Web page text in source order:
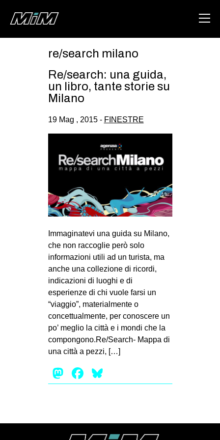
ABOUT
DEGENERAZIONE
CSOA LAMBRETTA
MSM
STUDENTI TSUNAMI
ZAM
MOBILITAZIONI
SPAZI
SPORT POPOLARE
MOVIMENTI
AMBIENTE
ANTIFASCISMO
DIRITTO ALL’ABITARE
MIGRAZIONI
re/search milano
Re/search: una guida,
un libro, tante storie su
Milano
19 Mag , 2015 - FINESTRE
Immaginatevi una guida su Milano,
che non raccoglie però solo
informazioni utili ad un turista, ma
anche una collezione di ricordi,
indicazioni di luoghi e di
esperienze di chi vuole farsi un
“viaggio”, materialmente o
concettualmente, per conoscere un
po’ meglio la città e i mondi che la
compongono.Re/Search- Mappa di
una città a pezzi, […]
Mastodon
Facebook